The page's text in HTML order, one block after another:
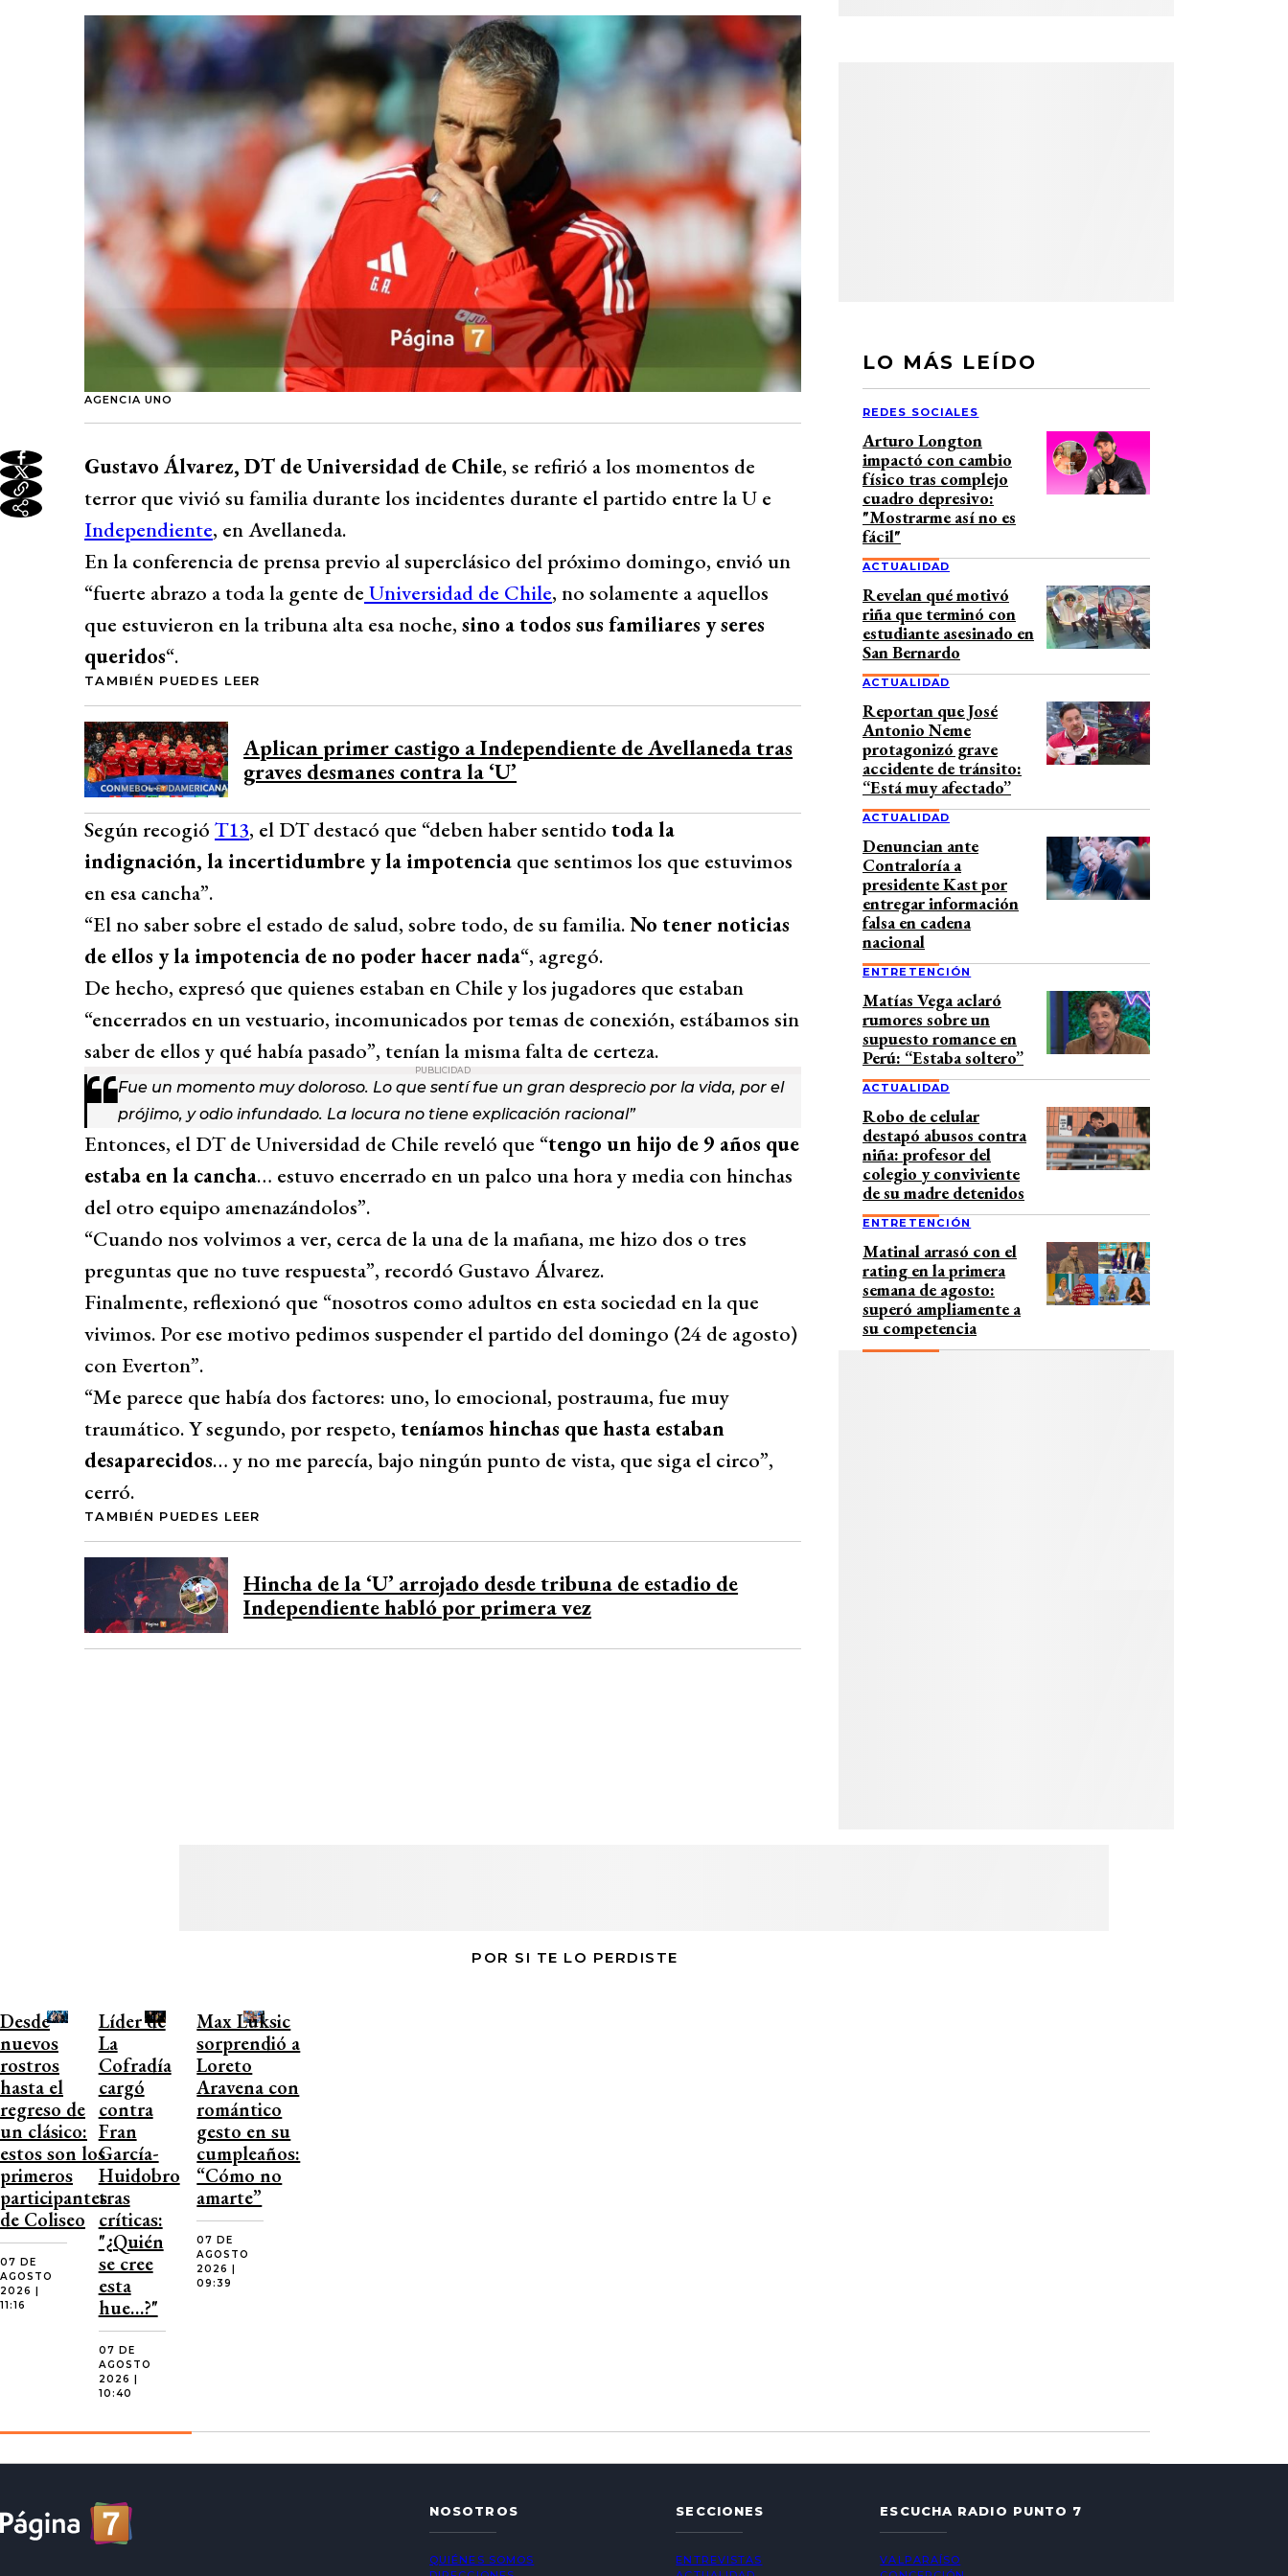
AGENCIA UNO
Gustavo Álvarez, DT de Universidad de Chile, se refirió a los momentos de
terror que vivió su familia durante los incidentes durante el partido entre la U e
Independiente, en Avellaneda.
En la conferencia de prensa previo al superclásico del próximo domingo, envió un
“fuerte abrazo a toda la gente de Universidad de Chile, no solamente a aquellos
que estuvieron en la tribuna alta esa noche, sino a todos sus familiares y seres
queridos“.
TAMBIÉN PUEDES LEER
Aplican primer castigo a Independiente de Avellaneda tras
graves desmanes contra la ‘U’
Según recogió T13, el DT destacó que “deben haber sentido toda la
indignación, la incertidumbre y la impotencia que sentimos los que estuvimos
en esa cancha”.
“El no saber sobre el estado de salud, sobre todo, de su familia.No tener noticias
de ellos y la impotencia de no poder hacer nada“, agregó.
De hecho, expresó que quienes estaban en Chile y los jugadores que estaban
“encerrados en un vestuario, incomunicados por temas de conexión, estábamos sin
saber de ellos y qué había pasado”, tenían la misma falta de certeza.
PUBLICIDAD
Fue un momento muy doloroso. Lo que sentí fue un gran desprecio por la vida, por el
prójimo, y odio infundado. La locura no tiene explicación racional”
Entonces, el DT de Universidad de Chile reveló que “tengo un hijo de 9 años que
estaba en la cancha… estuvo encerrado en un palco una hora y media con hinchas
del otro equipo amenazándolos”.
“Cuando nos volvimos a ver, cerca de la una de la mañana, me hizo dos o tres
preguntas que no tuve respuesta”, recordó Gustavo Álvarez.
Finalmente, reflexionó que “nosotros como adultos en esta sociedad en la que
vivimos. Por ese motivo pedimos suspender el partido del domingo (24 de agosto)
con Everton”.
“Me parece que había dos factores: uno, lo emocional, postrauma, fue muy
traumático. Y segundo, por respeto, teníamos hinchas que hasta estaban
desaparecidos… y no me parecía, bajo ningún punto de vista, que siga el circo”,
cerró.
TAMBIÉN PUEDES LEER
Hincha de la ‘U’ arrojado desde tribuna de estadio de
Independiente habló por primera vez
LO MÁS LEÍDO
REDES SOCIALES
Arturo Longton
impactó con cambio
físico tras complejo
cuadro depresivo:
"Mostrarme así no es
fácil"
ACTUALIDAD
Revelan qué motivó
riña que terminó con
estudiante asesinado en
San Bernardo
ACTUALIDAD
Reportan que José
Antonio Neme
protagonizó grave
accidente de tránsito:
“Está muy afectado”
ACTUALIDAD
Denuncian ante
Contraloría a
presidente Kast por
entregar información
falsa en cadena
nacional
ENTRETENCIÓN
Matías Vega aclaró
rumores sobre un
supuesto romance en
Perú: “Estaba soltero”
ACTUALIDAD
Robo de celular
destapó abusos contra
niña: profesor del
colegio y conviviente
de su madre detenidos
ENTRETENCIÓN
Matinal arrasó con el
rating en la primera
semana de agosto:
superó ampliamente a
su competencia
POR SI TE LO PERDISTE
Desde
nuevos
rostros
hasta el
regreso de
un clásico:
estos son los
primeros
participantes
de Coliseo
07 DE
AGOSTO
2026 |
11:16
Líder de
La
Cofradía
cargó
contra
Fran
García-
Huidobro
tras
críticas:
"¿Quién
se cree
esta
hue…?"
07 DE
AGOSTO
2026 |
10:40
Max Luksic
sorprendió a
Loreto
Aravena con
romántico
gesto en su
cumpleaños:
“Cómo no
amarte”
07 DE
AGOSTO
2026 |
09:39
NOSOTROS
QUIÉNES SOMOS
SECCIONES
ENTREVISTAS
ESCUCHA RADIO PUNTO 7
VALPARAÍSO